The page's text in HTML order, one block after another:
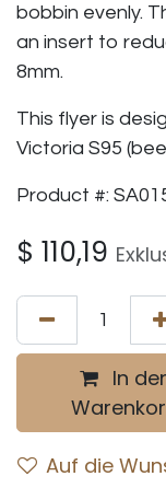
bobbin evenly.
an insert to
8mm.
This flyer is
Victoria S95
Product #:
$ 110,19
In
Auf die